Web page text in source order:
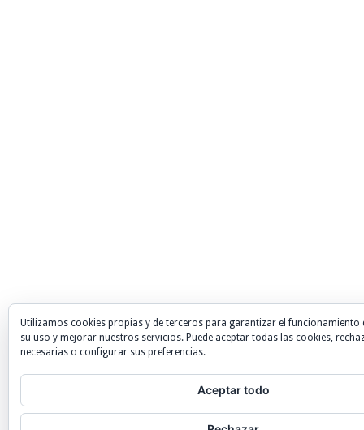
Utilizamos cookies propias y de terceros para garantizar el funcionamiento
su uso y mejorar nuestros servicios. Puede aceptar todas las cookies,
necesarias o configurar sus preferencias.
Aceptar todo